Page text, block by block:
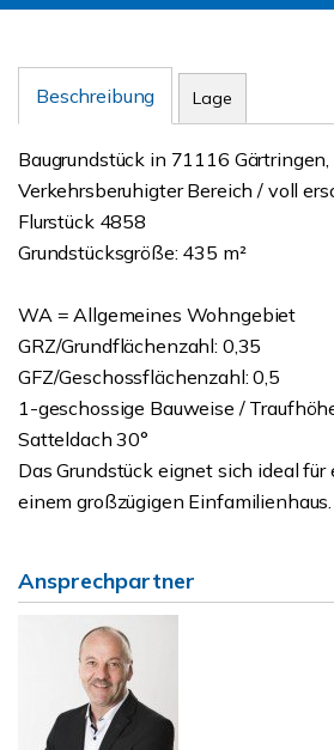
Beschreibung Lage
Baugrundstück in 71116
Verkehrsberuhigter Bereich / voll
Flurstück 4858
Grundstücksgröße: 435 m²
WA = Allgemeines Wohngebiet
GRZ/Grundflächenzahl: 0,35
GFZ/Geschossflächenzahl: 0,5
1-geschossige Bauweise /
Satteldach 30°
Das Grundstück eignet sich ideal
einem großzügigen Einfamilienhaus.
Ansprechpartner